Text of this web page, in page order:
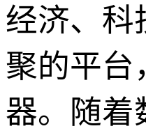
经济、科
聚的平台
器。随着